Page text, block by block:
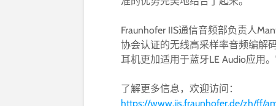
Fraunhofer IIS通信音频部负责人
协会认证的无线高采样率音频编解
耳机更加适用于蓝牙LE Audio应用。
了解更多信息，欢迎访问：
https://www.iis.fraunhofer.de/zh/ff/